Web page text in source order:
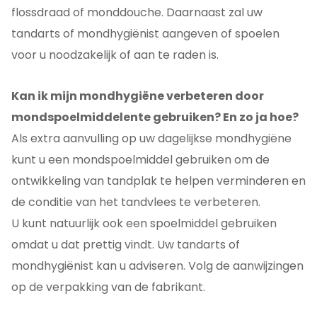
flossdraad of monddouche. Daarnaast zal uw
tandarts of mondhygiënist aangeven of spoelen
voor u noodzakelijk of aan te raden is.
Kan ik mijn mondhygiëne verbeteren door
mondspoelmiddelente gebruiken? En zo ja hoe?
Als extra aanvulling op uw dagelijkse mondhygiëne
kunt u een mondspoelmiddel gebruiken om de
ontwikkeling van tandplak te helpen verminderen en
de conditie van het tandvlees te verbeteren.
U kunt natuurlijk ook een spoelmiddel gebruiken
omdat u dat prettig vindt. Uw tandarts of
mondhygiënist kan u adviseren. Volg de aanwijzingen
op de verpakking van de fabrikant.